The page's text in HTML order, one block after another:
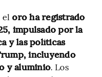
oro ha registrado
impulsado por la
y las políticas
incluyendo
y aluminio. Los